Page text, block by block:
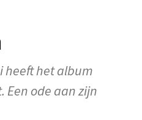
heeft het album
Een ode aan zijn